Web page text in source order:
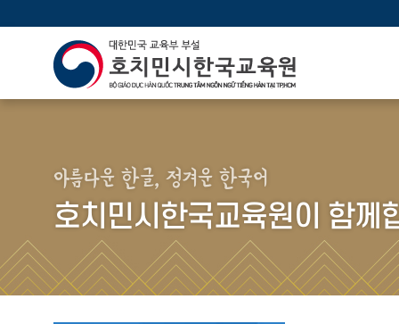
아름다운 한글, 정겨운 한국어
호치민시한국교육원이 함께